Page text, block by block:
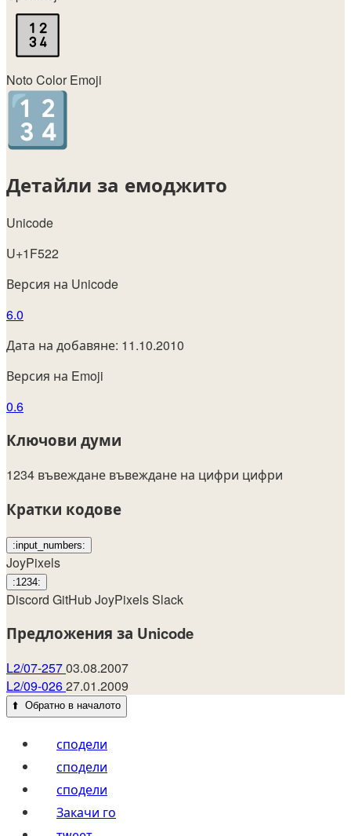
Noto Color Emoji
Детайли за емоджито
Unicode
U+1F522
Версия на Unicode
6.0
Дата на добавяне: 11.10.2010
Версия на Emoji
0.6
Ключови думи
1234 въвеждане въвеждане на цифри цифри
Кратки кодове
:input_numbers:
JoyPixels
:1234:
Discord GitHubJoyPixelsSlack
Предложения за Unicode
L2/07-25703.08.2007
L2/09-02627.01.2009
⬆️ Обратно в началото
сподели
сподели
сподели
Закачи го